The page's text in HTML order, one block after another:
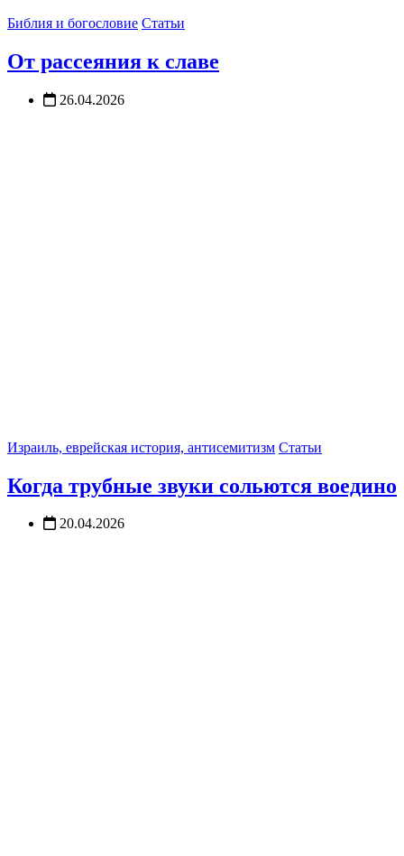
Библия и богословие Статьи
От рассеяния к славе
26.04.2026
Израиль, еврейская история, антисемитизм Статьи
Когда трубные звуки сольются воедино
20.04.2026